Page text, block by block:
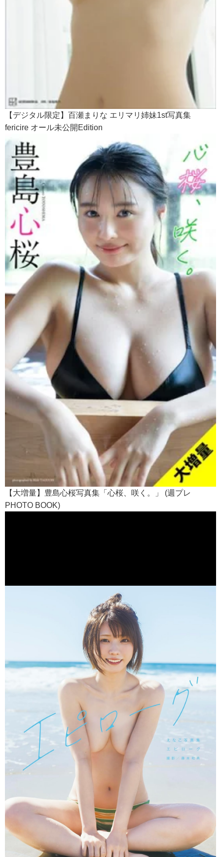
【デジタル限定】百瀬まりな エリマリ姉妹1st写真集
fericire オール未公開Edition
【大増量】豊島心桜写真集「心桜、咲く。」 (週プレ
PHOTO BOOK)